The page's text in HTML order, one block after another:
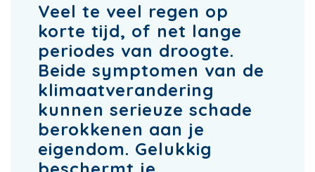
Veel te veel regen op
korte tijd, of net lange
periodes van droogte.
Beide symptomen van de
klimaatverandering
kunnen serieuze schade
berokkenen aan je
eigendom. Gelukkig